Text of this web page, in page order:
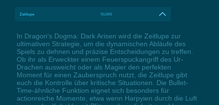
Zeitlupe NUM6
In Dragon's Dogma: Dark Arisen wird die Zeitlupe zur
ultimativen Strategie, um die dynamischen Abläufe des
Spiels zu dehnen und präzise Entscheidungen zu treffen.
Ob ihr als Erweckter einem Feuerspuckangriff des Ur-
Drachen ausweicht oder als Magier den perfekten
Moment für einen Zauberspruch nutzt, die Zeitlupe gibt
euch die Kontrolle über kritische Situationen. Die Bullet-
Time-ähnliche Funktion eignet sich besonders für
actionreiche Momente, etwa wenn Harpyien durch die Luft